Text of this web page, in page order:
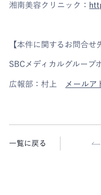
湘南美容クリニック：
【本件に関するお問合せ
SBCメディカルグループ
広報部：村上 メールア
一覧に戻る